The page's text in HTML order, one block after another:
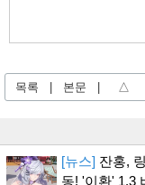
목록 | 본문 | △
[뉴스] 잔홍,
동! '이환' 1.3